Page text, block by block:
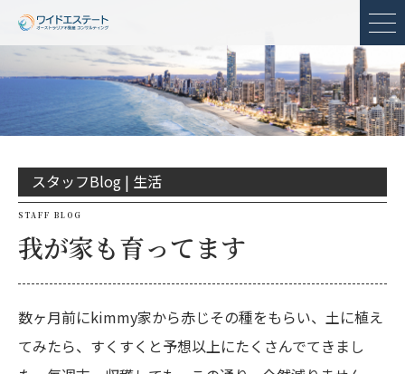
メ
スタッフBlog | 生活
STAFF BLOG
我が家も育ってます
数ヶ月前にkimmy家から赤じその種をもらい、土に植え
てみたら、すくすくと予想以上にたくさんでてきまし